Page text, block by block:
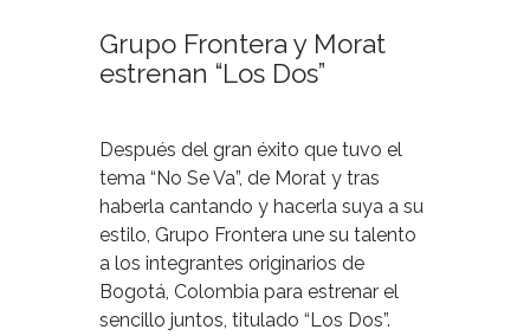
Grupo Frontera y Morat
estrenan “Los Dos”
Después del gran éxito que tuvo el
tema “No Se Va”, de Morat y tras
haberla cantando y hacerla suya a su
estilo, Grupo Frontera une su talento
a los integrantes originarios de
Bogotá, Colombia para estrenar el
sencillo juntos, titulado “Los Dos”.